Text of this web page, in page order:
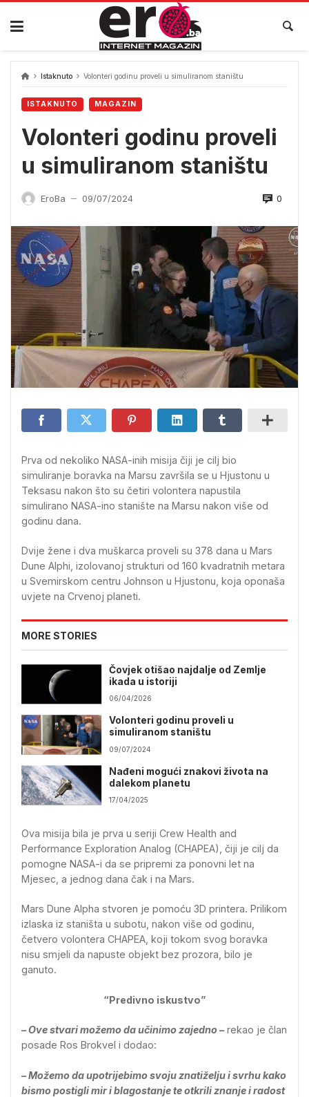
Skip
content
Istaknuto Volonteri godinu proveli u simuliranom staništu
ISTAKNUTO MAGAZIN
Volonteri godinu proveli
u simuliranom staništu
EroBa — 09/07/2024 0
Prva od nekoliko NASA-inih misija čiji je cilj bio
simuliranje boravka na Marsu završila se u Hjustonu u
Teksasu nakon što su četiri volontera napustila
simulirano NASA-ino stanište na Marsu nakon više od
godinu dana.
Dvije žene i dva muškarca proveli su 378 dana u Mars
Dune Alphi, izolovanoj strukturi od 160 kvadratnih metara
u Svemirskom centru Johnson u Hjustonu, koja oponaša
uvjete na Crvenoj planeti.
MORE STORIES
Čovjek otišao najdalje od Zemlje
ikada u istoriji
06/04/2026
Volonteri godinu proveli u
simuliranom staništu
09/07/2024
Nađeni mogući znakovi života na
dalekom planetu
17/04/2025
Ova misija bila je prva u seriji Crew Health and
Performance Exploration Analog (CHAPEA), čiji je cilj da
pomogne NASA-i da se pripremi za ponovni let na
Mjesec, a jednog dana čak i na Mars.
Mars Dune Alpha stvoren je pomoću 3D printera. Prilikom
izlaska iz staništa u subotu, nakon više od godinu,
četvero volontera CHAPEA, koji tokom svog boravka
nisu smjeli da napuste objekt bez prozora, bilo je
ganuto.
“Predivno iskustvo”
– Ove stvari možemo da učinimo zajedno – rekao je član
posade Ros Brokvel i dodao:
– Možemo da upotrijebimo svoju znatiželju i svrhu kako
bismo postigli mir i blagostanje te otkrili znanje i radost